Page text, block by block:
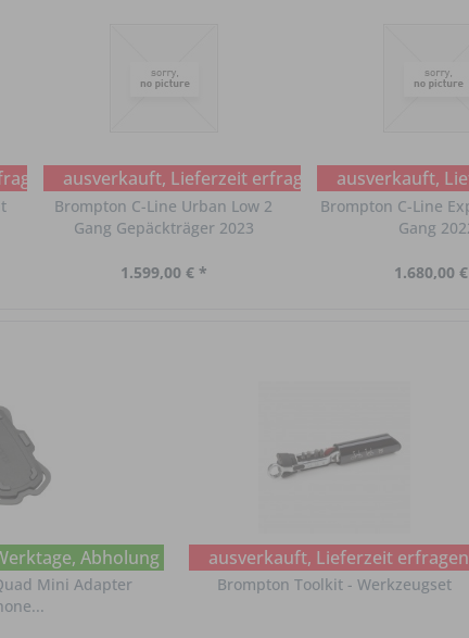
ausverkauft, Lieferzeit erfragen
Brompton C-Line Urban Low 2
Gang Gepäckträger 2023
1.599,00 € *
ausverkauft,
Brompton C-Line
Gang
1.680,00
Abholung im Chat erfragen
Mini Adapter
ausverkauft, Lieferzeit erfragen
Brompton Toolkit - Werkzeugset